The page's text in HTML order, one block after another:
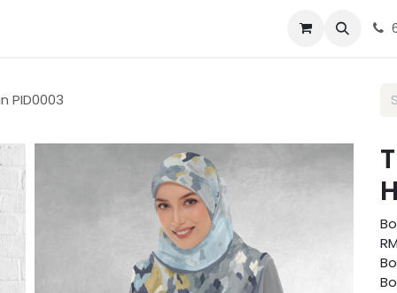
PID0003